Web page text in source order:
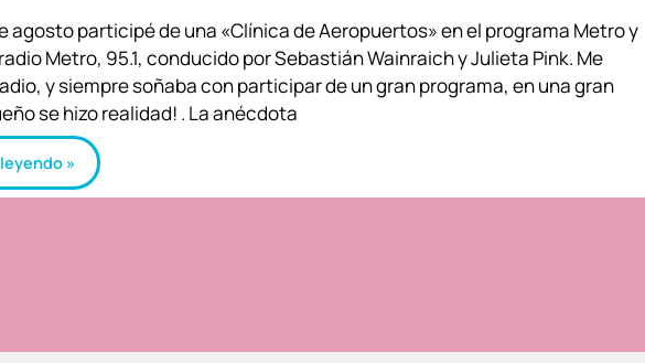
agosto participé de una «Clínica de Aeropuertos» en el programa Metro y
Metro, 95.1, conducido por Sebastián Wainraich y Julieta Pink. Me
y siempre soñaba con participar de un gran programa, en una gran
se hizo realidad! . La anécdota
»